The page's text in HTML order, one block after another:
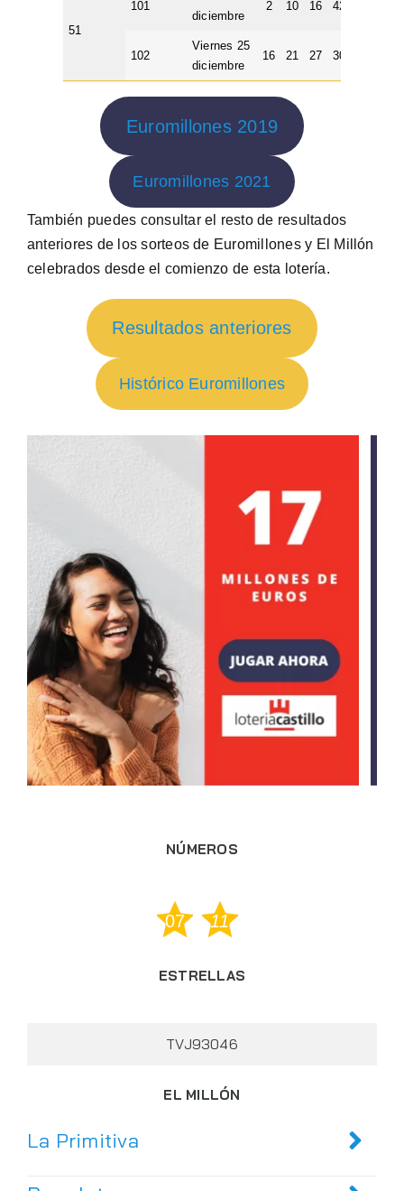
51
101
diciembre
2 10 16 42
102
Viernes 25
diciembre
16 21 27 30
Euromillones 2019
Euromillones 2021
También puedes consultar el resto de resultados
anteriores de los sorteos de Euromillones y El Millón
celebrados desde el comienzo de esta lotería.
Resultados anteriores
Histórico Euromillones
NÚMEROS
07 11
ESTRELLAS
TVJ93046
EL MILLÓN
La Primitiva